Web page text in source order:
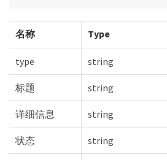
名称 Type
type string
标题 string
详细信息 string
状态 string